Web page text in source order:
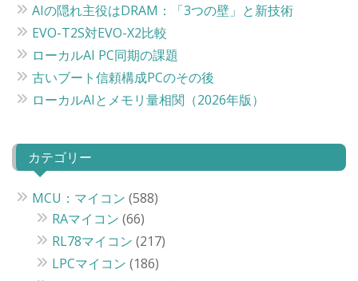
AIの隠れ主役はDRAM：「3つの壁」と新技術
EVO-T2S対EVO-X2比較
ローカルAI PC同期の課題
古いブート信頼構成PCのその後
ローカルAIとメモリ量相関（2026年版）
カテゴリー
MCU：マイコン (588)
RAマイコン (66)
RL78マイコン (217)
LPCマイコン (186)